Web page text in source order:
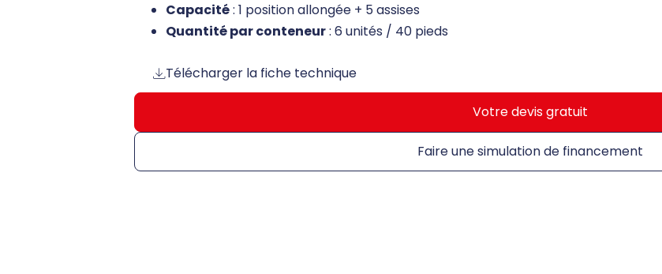
Capacité: 1 position allongée + 5 assises
Quantité par conteneur: 6 unités / 40 pieds
Télécharger la fiche technique
Votre devis gratuit
Faire une simulation de financement